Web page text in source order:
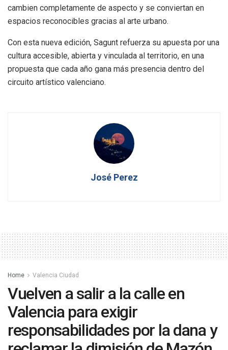
cambien completamente de aspecto y se conviertan en
espacios reconocibles gracias al arte urbano.
Con esta nueva edición, Sagunt refuerza su apuesta por una
cultura accesible, abierta y vinculada al territorio, en una
propuesta que cada año gana más presencia dentro del
circuito artístico valenciano.
José Perez
Home Valencia Ciudad
Vuelven a salir a la calle en
Valencia para exigir
responsabilidades por la dana y